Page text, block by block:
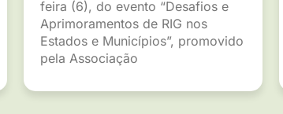
feira (6), do evento “Desafios e
Aprimoramentos de RIG nos
Estados e Municípios”, promovido
pela Associação